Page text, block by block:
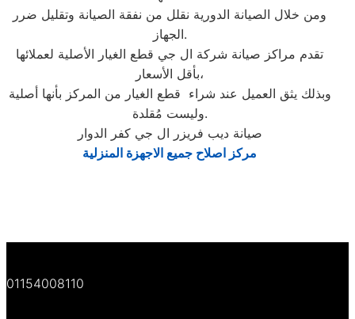
ومن خلال الصيانة الدورية نقلل من نفقة الصيانة وتقليل ضرر
الجهاز.
تقدم مراكز صيانة شركة ال جي قطع الغيار الأصلية لعملائها
بأقل الأسعار،
وبذلك يثق العميل عند شراء قطع الغيار من المركز بأنها أصلية
وليست مُقلدة.
صيانة ديب فريزر ال جي كفر الدوار
مركز اصلاح جميع الاجهزة المنزلية
01154008110